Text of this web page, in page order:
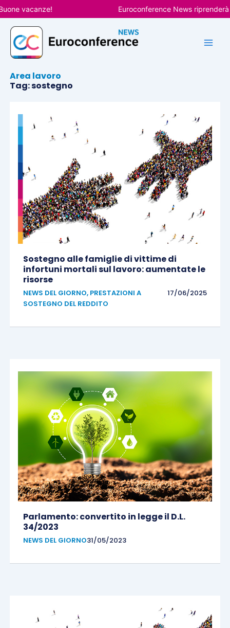
Vai
al
contenuto
vacanze! Euroconference News riprenderà
Area lavoro
Tag: sostegno
Sostegno alle famiglie di vittime di
infortuni mortali sul lavoro: aumentate le
risorse
NEWS DEL GIORNO, PRESTAZIONI A
SOSTEGNO DEL REDDITO
17/06/2025
Parlamento: convertito in legge il D.L.
34/2023
NEWS DEL GIORNO31/05/2023